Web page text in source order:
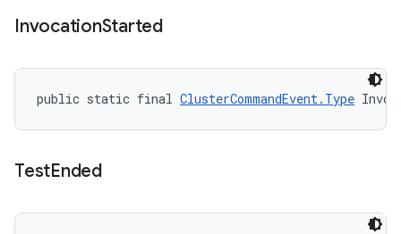
InvocationStarted
public static final ClusterCommandEvent.Type
TestEnded